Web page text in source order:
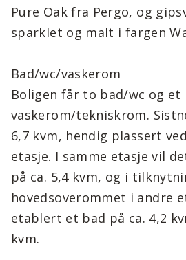
Pure Oak fra Pergo, og
sparklet og malt i fargen
Bad/wc/vaskerom
Boligen får to bad/wc og et
vaskerom/tekniskrom.
6,7 kvm, hendig plassert
etasje. I samme etasje vil
på ca. 5,4 kvm, og i
hovedsoverommet i andre
etablert et bad på ca. 4,2
kvm.